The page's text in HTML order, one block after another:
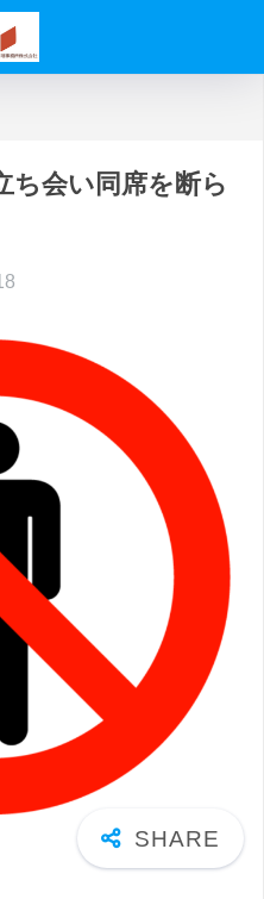
ち会い同席を断ら